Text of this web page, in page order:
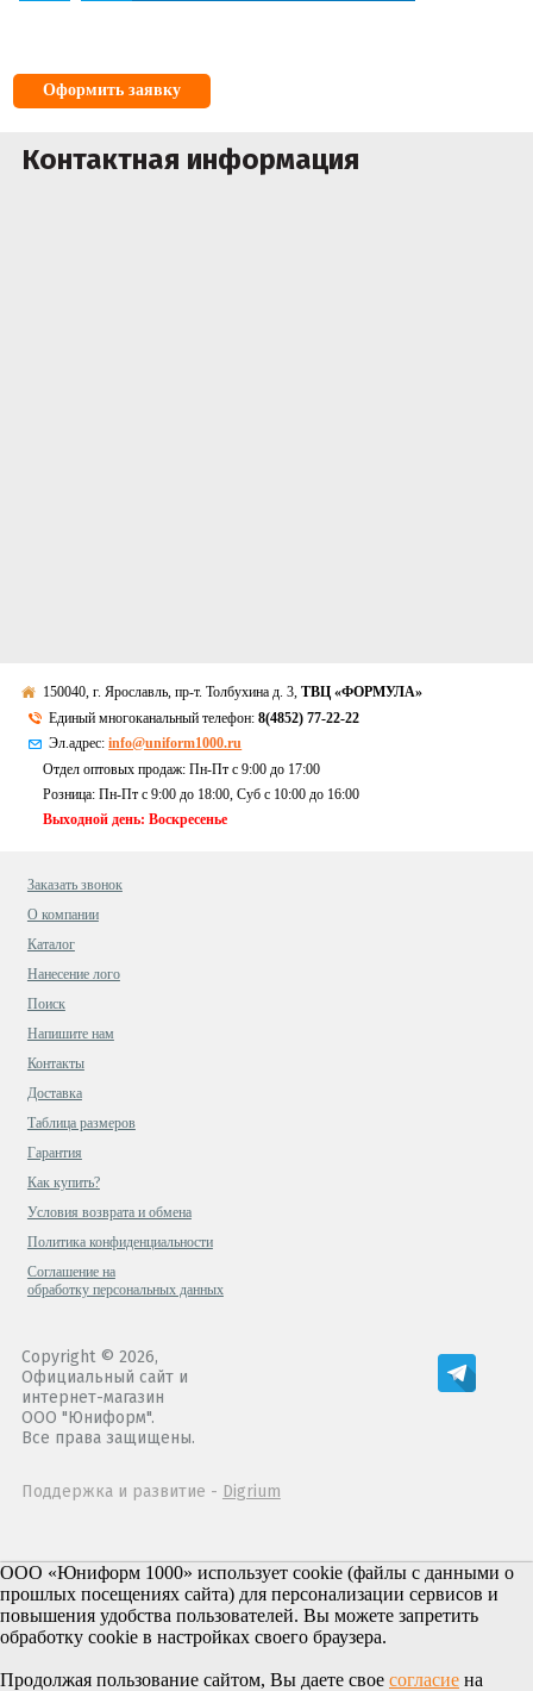
Оформить заявку
Контактная информация
150040, г. Ярославль, пр-т. Толбухина д. 3,ТВЦ «ФОРМУЛА»
Единый многоканальный телефон:8(4852) 77-22-22
Эл.адрес:info@uniform1000.ru
Отдел оптовых продаж: Пн-Пт с 9:00 до 17:00
Розница: Пн-Пт с 9:00 до 18:00, Суб c 10:00 до 16:00
Выходной день: Воскресенье
Заказать звонок
О компании
Каталог
Нанесение лого
Поиск
Напишите нам
Контакты
Доставка
Таблица размеров
Гарантия
Как купить?
Условия возврата и обмена
Политика конфиденциальности
Cоглашение на
обработку персональных данных
Copyright © 2026,
Официальный сайт и
интернет-магазин
ООО "Юниформ".
Все права защищены.
Поддержка и развитие - Digrium
ООО «Юниформ 1000» использует cookie (файлы с данными о
прошлых посещениях сайта) для персонализации сервисов и
повышения удобства пользователей. Вы можете запретить
обработку cookie в настройках своего браузера.
Продолжая пользование сайтом, Вы даете свое согласие на